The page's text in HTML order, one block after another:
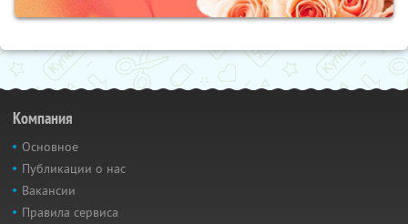
Компания
Основное
Публикации о нас
Вакансии
Правила сервиса